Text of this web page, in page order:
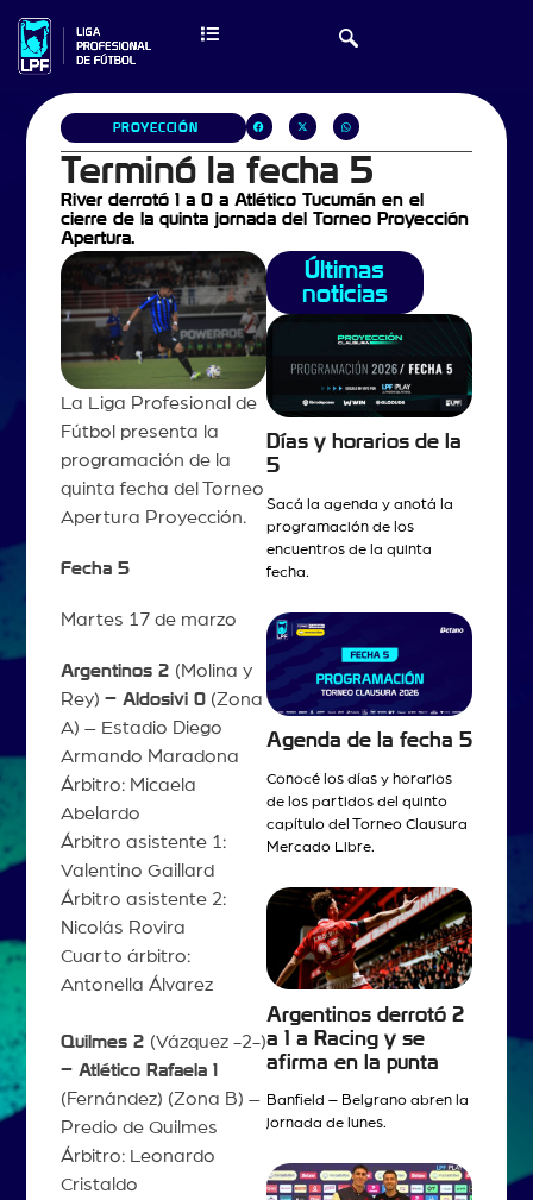
PROYECCIÓN
Terminó la fecha 5
River derrotó 1 a 0 a Atlético Tucumán en el
cierre de la quinta jornada del Torneo Proyección
Apertura.
La Liga Profesional de
Fútbol presenta la
programación de la
quinta fecha del Torneo
Apertura Proyección.
Fecha 5
Martes 17 de marzo
Argentinos 2 (Molina y
Rey) – Aldosivi 0(Zona
A) – Estadio Diego
Armando Maradona
Árbitro: Micaela
Abelardo
Árbitro asistente 1:
Valentino Gaillard
Árbitro asistente 2:
Nicolás Rovira
Cuarto árbitro:
Antonella Álvarez
Quilmes 2 (Vázquez -2-)
– Atlético Rafaela 1
(Fernández) (Zona B) –
Predio de Quilmes
Árbitro: Leonardo
Cristaldo
Últimas
noticias
Días y horarios de la
5
Sacá la agenda y anotá la
programación de los
encuentros de la quinta
fecha.
Agenda de la fecha 5
Conocé los días y horarios
de los partidos del quinto
capítulo del Torneo Clausura
Mercado Libre.
Argentinos derrotó 2
a 1 a Racing y se
afirma en la punta
Banfield – Belgrano abren la
jornada de lunes.